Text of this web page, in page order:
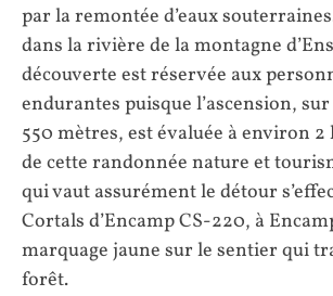
par la remontée d’eaux
dans la rivière de la montagne
découverte est réservée aux
endurantes puisque l’ascension,
550 mètres, est évaluée à environ 2
de cette randonnée nature et
qui vaut assurément le détour
Cortals d’Encamp CS-220, à
marquage jaune sur le sentier qui
forêt.